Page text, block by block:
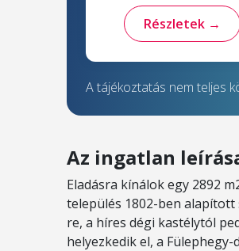
Részletek →
A tájékoztatás nem teljes
Az ingatlan
Eladásra kínálok egy 2892
település 1802-ben alapított
re, a híres dégi kastélytól
helyezkedik el, a